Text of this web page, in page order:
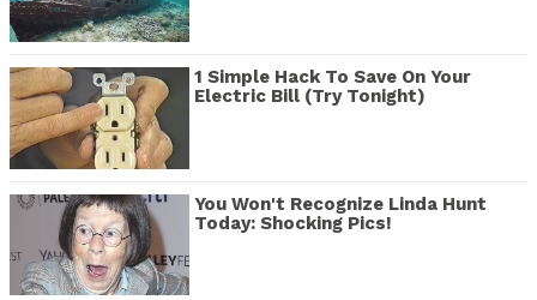
1 Simple Hack To Save On Your
Electric Bill (Try Tonight)
You Won't Recognize Linda Hunt
Today: Shocking Pics!